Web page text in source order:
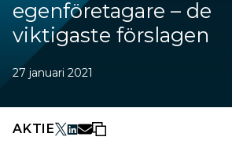
egenföretagare – de
viktigaste förslagen
27 januari 2021
AKTIE